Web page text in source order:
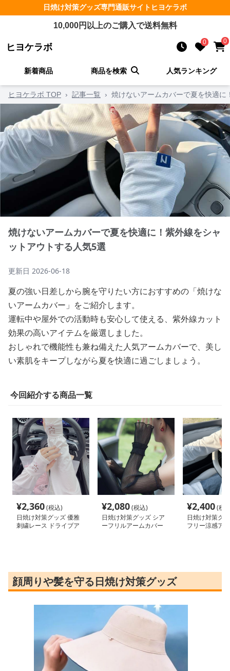
日焼け対策グッズ専門通販サイト ヒヨケラボ
10,000円以上のご購入で送料無料
ヒヨケラボ 0 0
新着商品 商品を検索 人気ランキング
ヒヨケラボ TOP › 記事一覧 › 焼けないアームカバーで夏を快適
焼けないアームカバーで夏を快適に！紫外線をシャ
ットアウトする人気5選
更新日 2026-06-18
夏の強い日差しから腕を守りたい方におすすめの「焼けな
いアームカバー」をご紹介します。
運転中や屋外での活動時も安心して使える、紫外線カット
効果の高いアイテムを厳選しました。
おしゃれで機能性も兼ね備えた人気アームカバーで、美し
い素肌をキープしながら夏を快適に過ごしましょう。
今回紹介する商品一覧
¥2,360(税込)
日焼け対策グッズ 優雅
刺繍レース ドライブア
¥2,080(税込)
日焼け対策グッズ シア
ーフリルアームカバー
¥2,400(税
日焼け対策グ
フリー涼感ア
顔周りや髪を守る日焼け対策グッズ